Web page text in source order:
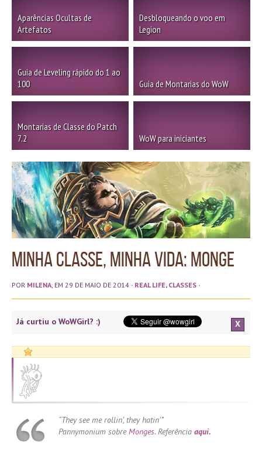
Aparências Ocultas de
Artefatos
Desbloqueando o voo em
Legion
Guia de Leveling rápido do 1 ao
100
Guia de Montarias do WoW
Montarias de Classe do Patch
7.2
WoW para iniciantes
Minha classe, minha vida: Monge
POR MILENA , EM 29 DE MAIO DE 2014 · REAL LIFE, CLASSES ·
Já curtiu o WoWGirl? :) X
“They see me rollin’, they hatin'”
Pannymonium sobreMonges. Referência aqui.